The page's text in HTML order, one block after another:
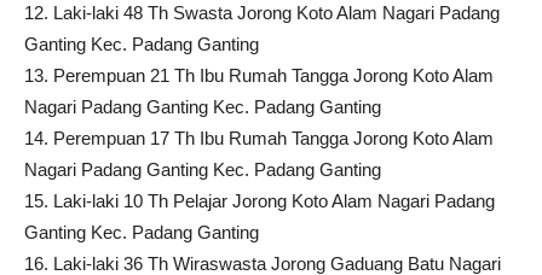
12. Laki-laki 48 Th Swasta Jorong Koto Alam Nagari Padang
Ganting Kec. Padang Ganting
13. Perempuan 21 Th Ibu Rumah Tangga Jorong Koto Alam
Nagari Padang Ganting Kec. Padang Ganting
14. Perempuan 17 Th Ibu Rumah Tangga Jorong Koto Alam
Nagari Padang Ganting Kec. Padang Ganting
15. Laki-laki 10 Th Pelajar Jorong Koto Alam Nagari Padang
Ganting Kec. Padang Ganting
16. Laki-laki 36 Th Wiraswasta Jorong Gaduang Batu Nagari